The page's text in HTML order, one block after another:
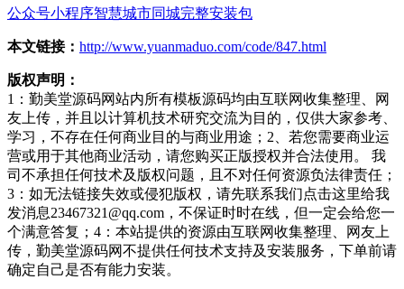
公众号小程序智慧城市同城完整安装包
本文链接： http://www.yuanmaduo.com/code/847.html
版权声明：
1：勤美堂源码网站内所有模板源码均由互联网收集整理、网
友上传，并且以计算机技术研究交流为目的，仅供大家参考、
学习，不存在任何商业目的与商业用途；2、若您需要商业运
营或用于其他商业活动，请您购买正版授权并合法使用。 我
司不承担任何技术及版权问题，且不对任何资源负法律责任；
3：如无法链接失效或侵犯版权，请先联系我们点击这里给我
发消息23467321@qq.com，不保证时时在线，但一定会给您一
个满意答复；4：本站提供的资源由互联网收集整理、网友上
传，勤美堂源码网不提供任何技术支持及安装服务，下单前请
确定自己是否有能力安装。